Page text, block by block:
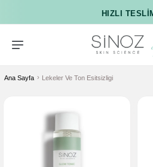
HIZLI
Ana Sayfa Lekeler Ve Ton Esitsizligi